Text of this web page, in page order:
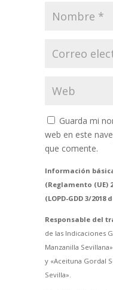
Guarda mi
web en este
que comente.
Información
(Reglamento (UE)
(LOPD-GDD 3/
Responsable del
de las Indicaciones
Manzanilla
y «Aceituna Gordal
Sevilla».